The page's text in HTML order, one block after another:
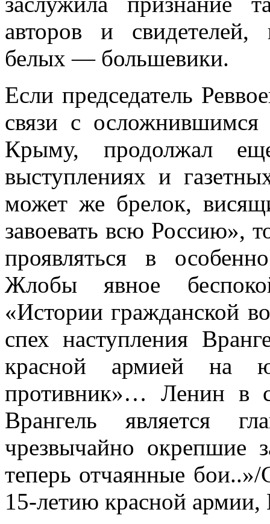
авторов и свидетелей,
белых — большевики.
Если председатель
связи с
Крыму, продолжал
выступлениях и
может же брелок,
завоевать всю Россию»,
проявляться в
Жлобы явное
«Истории гражданской
спех наступления
красной армией на
противник»… Ленин в
Врангель является
чрезвычайно окрепшие
теперь отчаянные
15-летию красной